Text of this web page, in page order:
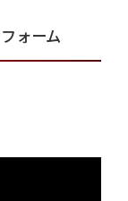
ォーム